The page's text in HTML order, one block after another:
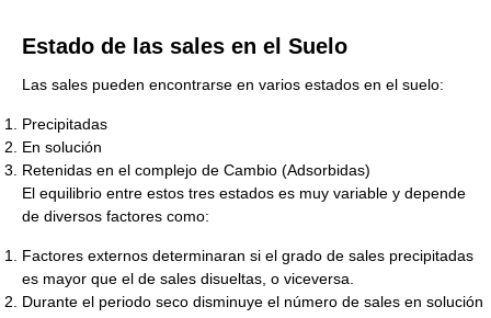
Estado de las sales en el Suelo
Las sales pueden encontrarse en varios estados en el suelo:
Precipitadas
En solución
Retenidas en el complejo de Cambio (Adsorbidas)
El equilibrio entre estos tres estados es muy variable y depende
de diversos factores como:
Factores externos determinaran si el grado de sales precipitadas
es mayor que el de sales disueltas, o viceversa.
Durante el periodo seco disminuye el número de sales en solución